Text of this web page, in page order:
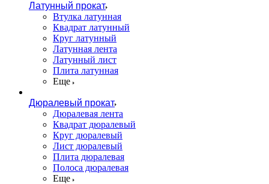
Латунный прокат
Втулка латунная
Квадрат латунный
Круг латунный
Латунная лента
Латунный лист
Плита латунная
Еще
Дюралевый прокат
Дюралевая лента
Квадрат дюралевый
Круг дюралевый
Лист дюралевый
Плита дюралевая
Полоса дюралевая
Еще